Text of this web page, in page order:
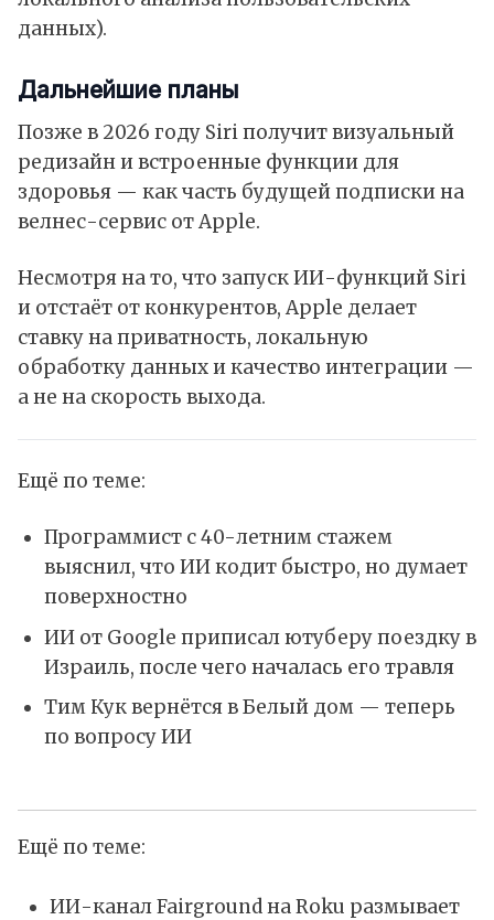
данных).
Дальнейшие планы
Позже в 2026 году Siri получит визуальный
редизайн и встроенные функции для
здоровья — как часть будущей подписки на
велнес-сервис от Apple.
Несмотря на то, что запуск ИИ-функций Siri
и отстаёт от конкурентов, Apple делает
ставку на приватность, локальную
обработку данных и качество интеграции —
а не на скорость выхода.
Ещё по теме:
Программист с 40-летним стажем
выяснил, что ИИ кодит быстро, но думает
поверхностно
ИИ от Google приписал ютуберу поездку в
Израиль, после чего началась его травля
Тим Кук вернётся в Белый дом — теперь
по вопросу ИИ
Ещё по теме:
ИИ-канал Fairground на Roku размывает